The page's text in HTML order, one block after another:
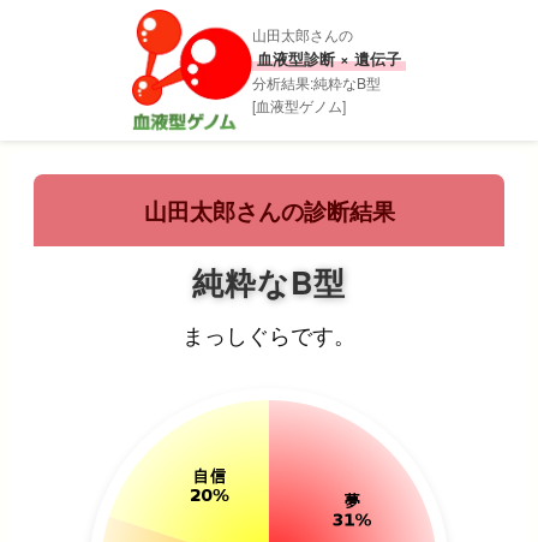
山田太郎さんの
血液型診断 × 遺伝子
分析結果:純粋なB型
[血液型ゲノム]
山田太郎さんの診断結果
純粋なB型
まっしぐらです。